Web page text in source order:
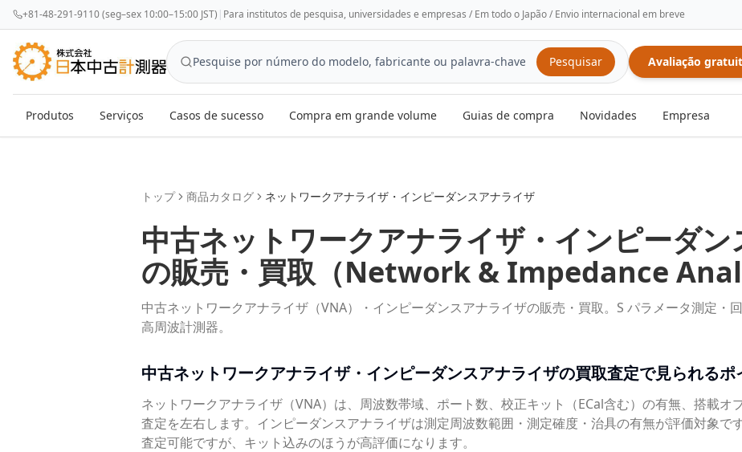
+81-48-291-9110 (seg–sex 10:00–15:00 JST) | Para institutos de pesquisa, universidades e empresas / Em todo o Japão / Envio internacional em breve
Pesquisar Avaliação
Produtos Serviços Casos de sucesso Compra em grande volume Guias de compra Novidades Empresa
トップ 商品カタログ ネットワークアナライザ・インピーダンスアナライザ
中古ネットワークアナライザ・インピーダ
の販売・買取（Network & Impedance
中古ネットワークアナライザ（VNA）・インピーダンスアナライザの販売・買取。S パラメータ測定・
高周波計測器。
中古ネットワークアナライザ・インピーダンスアナライザの買取査定で見られるポ
ネットワークアナライザ（VNA）は、周波数帯域、ポート数、校正キット（ECal含む）の有無、搭載オ
査定を左右します。インピーダンスアナライザは測定周波数範囲・測定確度・治具の有無が評価対象で
査定可能ですが、キット込みのほうが高評価になります。